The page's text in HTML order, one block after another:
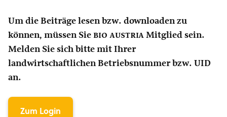
Um die Beiträge lesen bzw. downloaden zu
können, müssen Sie bio austria Mitglied sein.
Melden Sie sich bitte mit Ihrer
landwirtschaftlichen Betriebsnummer bzw. UID
an.
Zum Login